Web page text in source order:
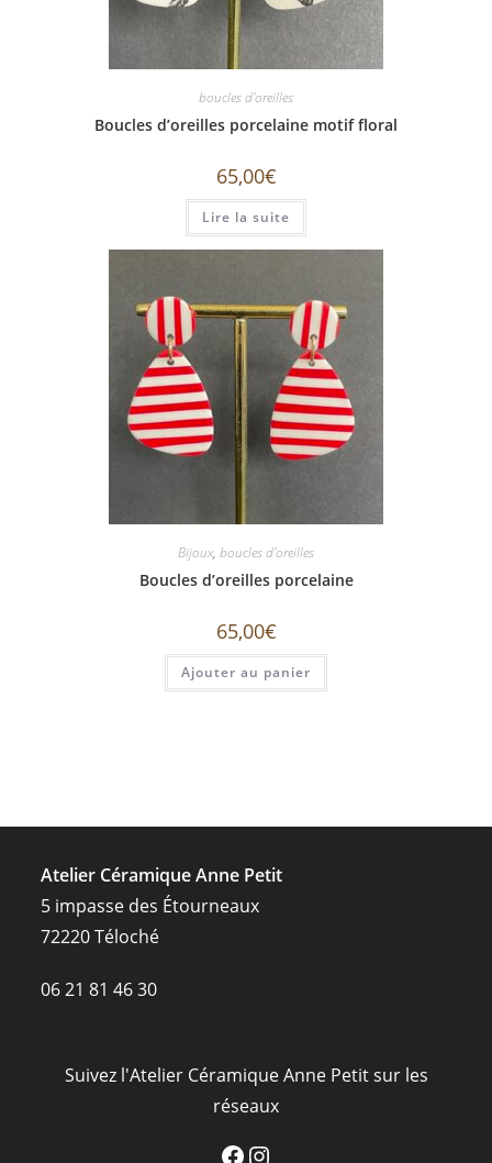
boucles d'oreilles
Boucles d’oreilles porcelaine motif floral
65,00€
Lire la suite
Bijoux, boucles d'oreilles
Boucles d’oreilles porcelaine
65,00€
Ajouter au panier
Atelier Céramique Anne Petit
5 impasse des Étourneaux
72220 Téloché
06 21 81 46 30
Suivez l'Atelier Céramique Anne Petit sur les
réseaux
FacebookInstagram